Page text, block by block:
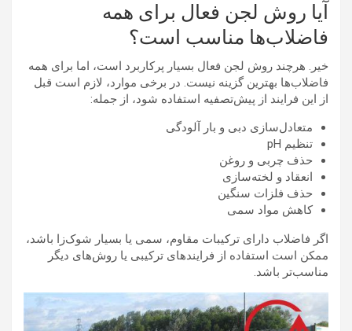
آیا روش لجن فعال برای همه
فاضلاب‌ها مناسب است؟
خیر. هرچند روش لجن فعال بسیار پرکاربرد است، اما برای همه
فاضلاب‌ها بهترین گزینه نیست. در برخی موارد، لازم است قبل
از این فرایند از پیش‌تصفیه استفاده شود، از جمله:
متعادل‌سازی دبی و بار آلودگی
تنظیم pH
حذف چربی و روغن
انعقاد و لخته‌سازی
حذف فلزات سنگین
کاهش مواد سمی
اگر فاضلاب دارای ترکیبات مقاوم، سمی یا بسیار شوک‌زا باشد،
ممکن است استفاده از فرایندهای ترکیبی یا روش‌های دیگر
مناسب‌تر باشد.